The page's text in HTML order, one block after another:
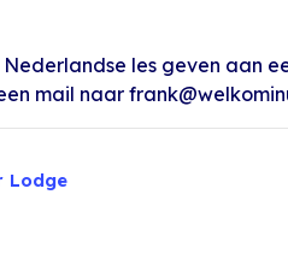
les geven aan
mail naar
Lodge